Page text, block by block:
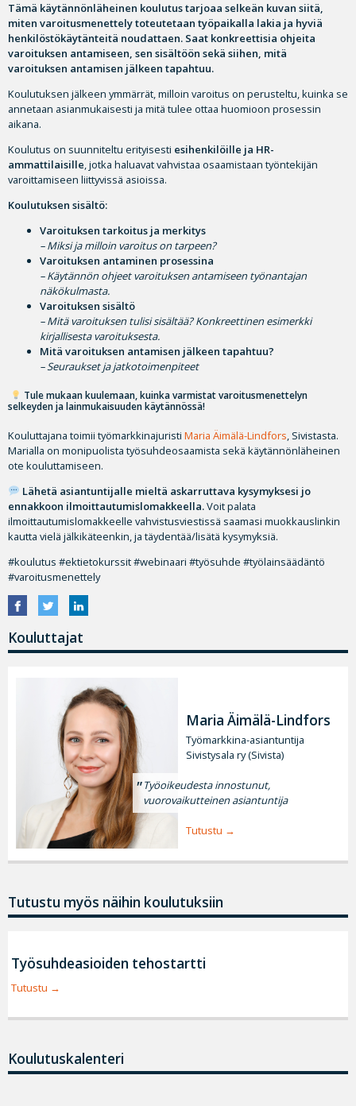
Tämä käytännönläheinen koulutus tarjoaa selkeän kuvan siitä,
miten varoitusmenettely toteutetaan työpaikalla lakia ja hyviä
henkilöstökäytänteitä noudattaen. Saat konkreettisia ohjeita
varoituksen antamiseen, sen sisältöön sekä siihen, mitä
varoituksen antamisen jälkeen tapahtuu.
Koulutuksen jälkeen ymmärrät, milloin varoitus on perusteltu, kuinka se
annetaan asianmukaisesti ja mitä tulee ottaa huomioon prosessin
aikana.
Koulutus on suunniteltu erityisesti esihenkilöille ja HR-
ammattilaisille, jotka haluavat vahvistaa osaamistaan työntekijän
varoittamiseen liittyvissä asioissa.
Koulutuksen sisältö:
Varoituksen tarkoitus ja merkitys
– Miksi ja milloin varoitus on tarpeen?
Varoituksen antaminen prosessina
– Käytännön ohjeet varoituksen antamiseen työnantajan
näkökulmasta.
Varoituksen sisältö
– Mitä varoituksen tulisi sisältää? Konkreettinen esimerkki
kirjallisesta varoituksesta.
Mitä varoituksen antamisen jälkeen tapahtuu?
– Seuraukset ja jatkotoimenpiteet
Tule mukaan kuulemaan, kuinka varmistat varoitusmenettelyn
selkeyden ja lainmukaisuuden käytännössä!
Kouluttajana toimii työmarkkinajuristi Maria Äimälä-Lindfors, Sivistasta.
Marialla on monipuolista työsuhdeosaamista sekä käytännönläheinen
ote kouluttamiseen.
Lähetä asiantuntijalle mieltä askarruttava kysymyksesi jo
ennakkoon ilmoittautumislomakkeella.Voit palata
ilmoittautumislomakkeelle vahvistusviestissä saamasi muokkauslinkin
kautta vielä jälkikäteenkin, ja täydentää/lisätä kysymyksiä.
#koulutus #ektietokurssit #webinaari #työsuhde #työlainsäädäntö
#varoitusmenettely
Kouluttajat
Maria Äimälä-Lindfors
Työmarkkina-asiantuntija
Sivistysala ry (Sivista)
Työoikeudesta innostunut,
vuorovaikutteinen asiantuntija
Tutustu
Tutustu myös näihin koulutuksiin
Työsuhdeasioiden tehostartti
Tutustu
Koulutuskalenteri